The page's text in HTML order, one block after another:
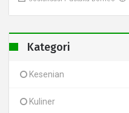
Kategori
Kesenian
Kuliner